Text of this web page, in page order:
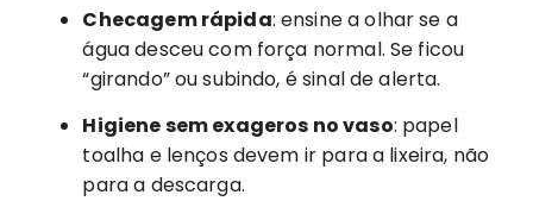
Checagem rápida: ensine a olhar se a
água desceu com força normal. Se ficou
“girando” ou subindo, é sinal de alerta.
Higiene sem exageros no vaso: papel
toalha e lenços devem ir para a lixeira, não
para a descarga.